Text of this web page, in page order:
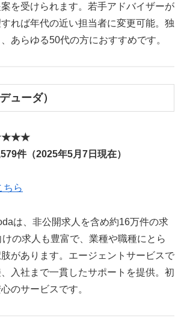
を受けられます。若手アドバイザーが
れば年代の近い担当者に変更可能。独
あらゆる50代の方におすすめです。
ューダ）
件（2025年5月7日現在）
ちら
は、非公開求人を含め約16万件の求
けの求人も豊富で、業種や職種にとら
があります。エージェントサービスで
入社まで一貫したサポートを提供。初
のサービスです。